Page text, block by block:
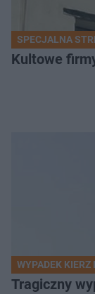
SPECJALNA
Kultowe
WYPADEK KIERZ
Tragiczny